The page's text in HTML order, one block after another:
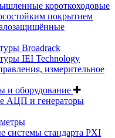
короткоходовые
покрытием
Broadrack
IEI Technology
измерительное
и оборудование
АЦП и генераторы
системы стандарта PXI